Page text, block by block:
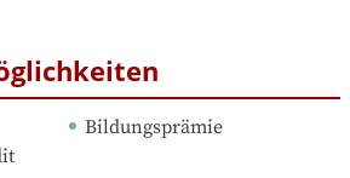
Bildungsprämie